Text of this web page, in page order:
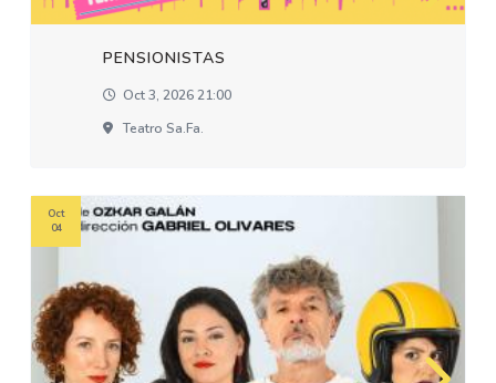
PENSIONISTAS
Oct 3, 2026 21:00
Teatro Sa.fa.
Oct
04